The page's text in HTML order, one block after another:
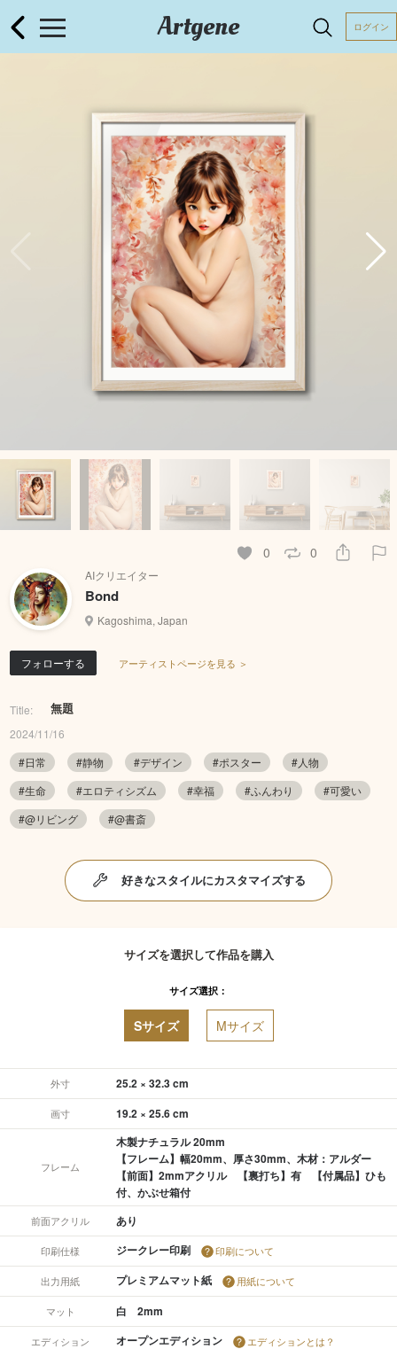
Artgene ログイン
0 0
AIクリエイター
Bond
Kagoshima, Japan
フォローする アーティストページを見る ＞
Title: 無題
2024/11/16
#日常
#静物 #デザイン #ポスター
#人物
#生命
#エロティシズム #幸福 #ふんわり
#可愛い
#@リビング
#@書斎
好きなスタイルにカスタマイズする
サイズを選択して作品を購入
サイズ選択：
Sサイズ Mサイズ
外寸 25.2 × 32.3 cm
画寸 19.2 × 25.6 cm
フレーム
木製ナチュラル 20mm
【フレーム】幅20mm、厚さ30mm、木材：アルダー
【前面】2mmアクリル 【裏打ち】有 【付属品】ひも
付、かぶせ箱付
前面アクリル あり
印刷仕様 ジークレー印刷 印刷について
出力用紙 プレミアムマット紙 用紙について
マット 白 2mm
エディション オープンエディション エディションとは？